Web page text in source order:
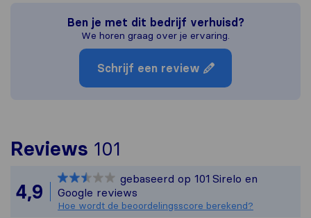
Ben je met dit bedrijf verhuisd?
We horen graag over je ervaring.
Schrijf een review
Reviews 101
Alle reviews van
4,9
gebaseerd op 101 Sirelo en
Google reviews
Hoe wordt de beoordelingsscore berekend?